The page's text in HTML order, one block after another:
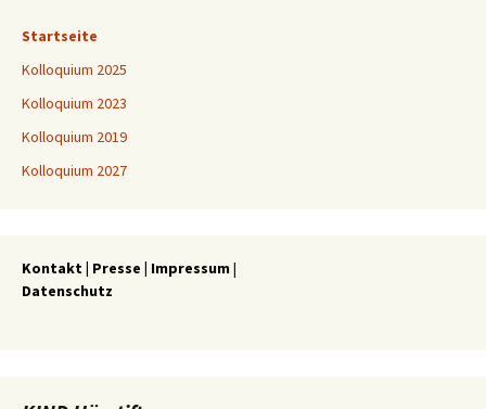
Startseite
Kolloquium 2025
Kolloquium 2023
Kolloquium 2019
Kolloquium 2027
Kontakt| Presse | Impressum|
Datenschutz